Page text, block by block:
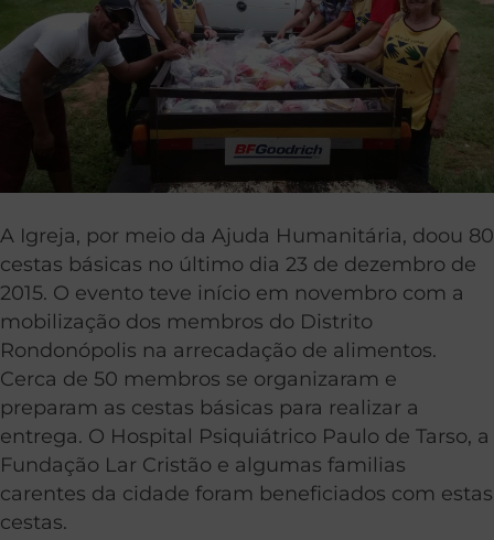
A Igreja, por meio da Ajuda Humanitária, doou 80
cestas básicas no último dia 23 de dezembro de
2015. O evento teve início em novembro com a
mobilização dos membros do Distrito
Rondonópolis na arrecadação de alimentos.
Cerca de 50 membros se organizaram e
preparam as cestas básicas para realizar a
entrega. O Hospital Psiquiátrico Paulo de Tarso, a
Fundação Lar Cristão e algumas familias
carentes da cidade foram beneficiados com estas
cestas.